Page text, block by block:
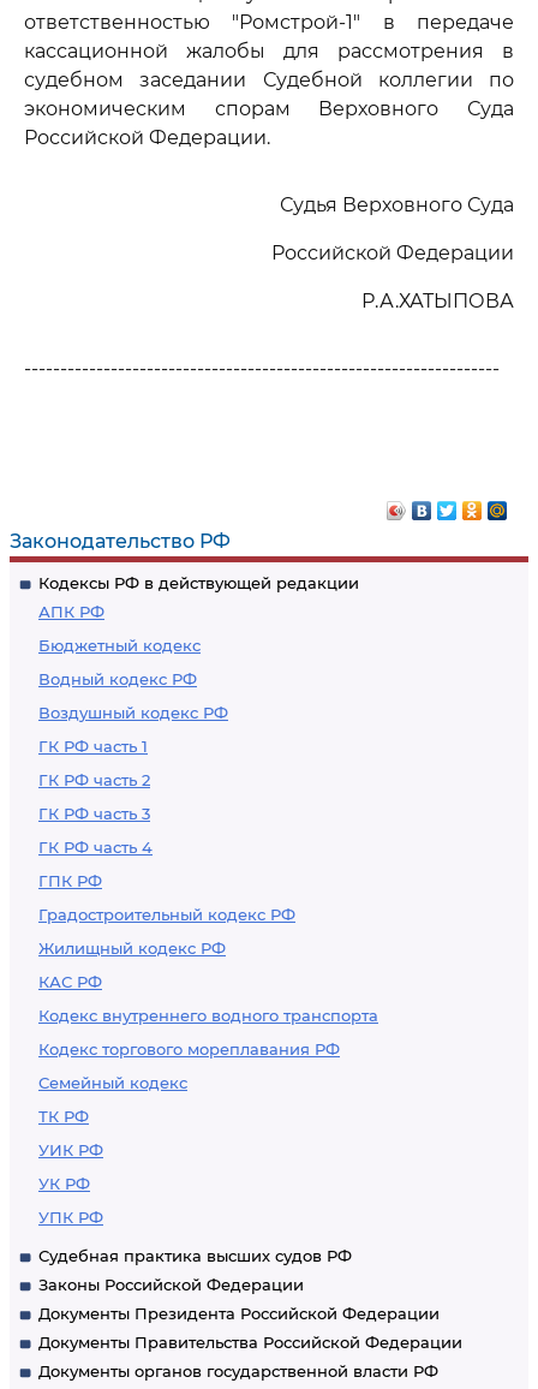
Законодательство РФ
Кодексы РФ в действующей редакции
АПК РФ
Бюджетный кодекс
Водный кодекс РФ
Воздушный кодекс РФ
ГК РФ часть 1
ГК РФ часть 2
ГК РФ часть 3
ГК РФ часть 4
ГПК РФ
Градостроительный кодекс РФ
Жилищный кодекс РФ
КАС РФ
Кодекс внутреннего водного транспорта
Кодекс торгового мореплавания РФ
Семейный кодекс
ТК РФ
УИК РФ
УК РФ
УПК РФ
Судебная практика высших судов РФ
Законы Российской Федерации
Документы Президента Российской Федерации
Документы Правительства Российской Федерации
Документы органов государственной власти РФ
ответственностью "Ромстрой-1" в передаче
кассационной жалобы для рассмотрения в
судебном заседании Судебной коллегии по
экономическим спорам Верховного Суда
Российской Федерации.
Судья Верховного Суда
Российской Федерации
Р.А.ХАТЫПОВА
------------------------------------------------------------------